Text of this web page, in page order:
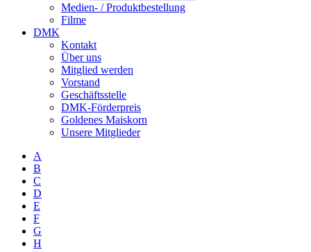
Medien- / Produktbestellung
Filme
DMK
Kontakt
Über uns
Mitglied werden
Vorstand
Geschäftsstelle
DMK-Förderpreis
Goldenes Maiskorn
Unsere Mitglieder
A
B
C
D
E
F
G
H